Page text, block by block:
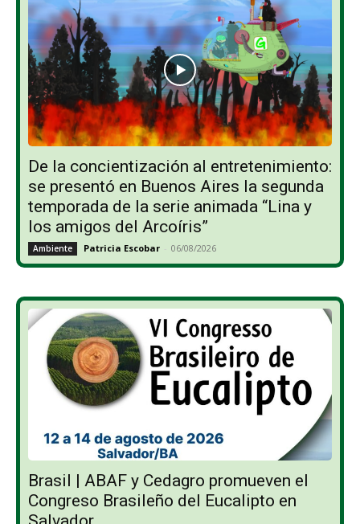
De la concientización al entretenimiento:
se presentó en Buenos Aires la segunda
temporada de la serie animada “Lina y
los amigos del Arcoíris”
Ambiente Patricia Escobar - 06/08/2026
Brasil | ABAF y Cedagro promueven el
Congreso Brasileño del Eucalipto en